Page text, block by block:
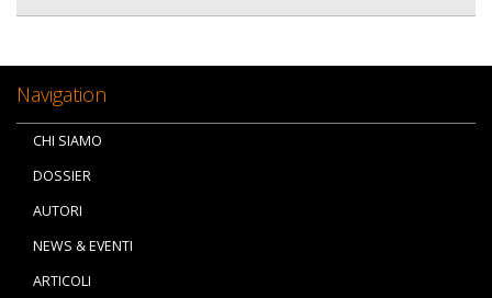
Navigation
CHI SIAMO
DOSSIER
AUTORI
NEWS & EVENTI
ARTICOLI